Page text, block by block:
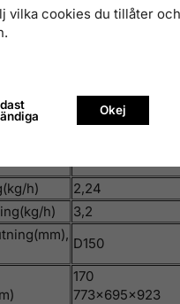
0,45
h)
2,24
h)
3,2
D150
170
773x695x923
vilka cookies du tillåter
Okej